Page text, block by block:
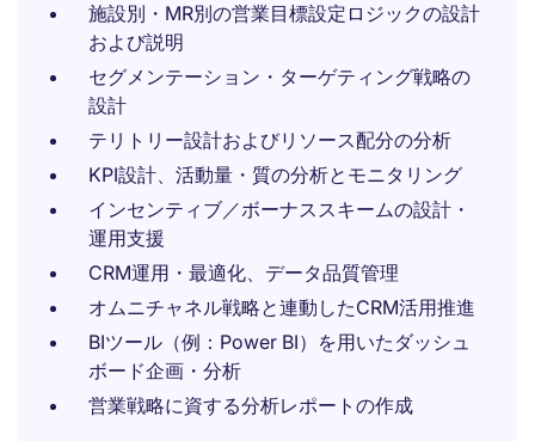
施設別・MR別の営業目標設定ロジックの設計
および説明
セグメンテーション・ターゲティング戦略の
設計
テリトリー設計およびリソース配分の分析
KPI設計、活動量・質の分析とモニタリング
インセンティブ／ボーナススキームの設計・
運用支援
CRM運用・最適化、データ品質管理
オムニチャネル戦略と連動したCRM活用推進
BIツール（例：Power BI）を用いたダッシュ
ボード企画・分析
営業戦略に資する分析レポートの作成